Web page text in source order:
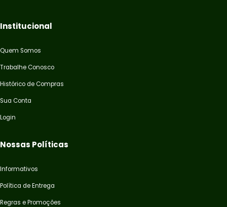
Institucional
Quem Somos
Trabalhe Conosco
Histórico de Compras
Sua Conta
Login
Nossas Políticas
Informativos
Política de Entrega
Regras e Promoções